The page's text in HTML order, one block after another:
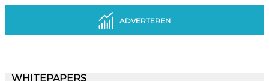
ADVERTEREN
WHITEPAPERS